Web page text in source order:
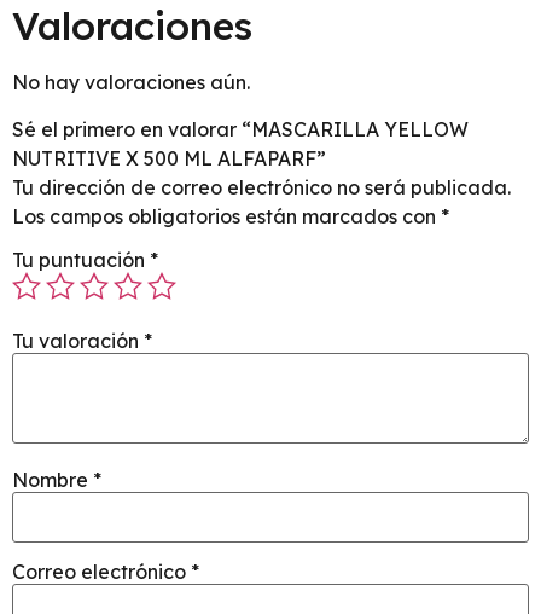
Valoraciones
No hay valoraciones aún.
Sé el primero en valorar “MASCARILLA YELLOW
NUTRITIVE X 500 ML ALFAPARF”
Tu dirección de correo electrónico no será publicada.
Los campos obligatorios están marcados con *
Tu puntuación *
Tu valoración *
Nombre *
Correo electrónico *